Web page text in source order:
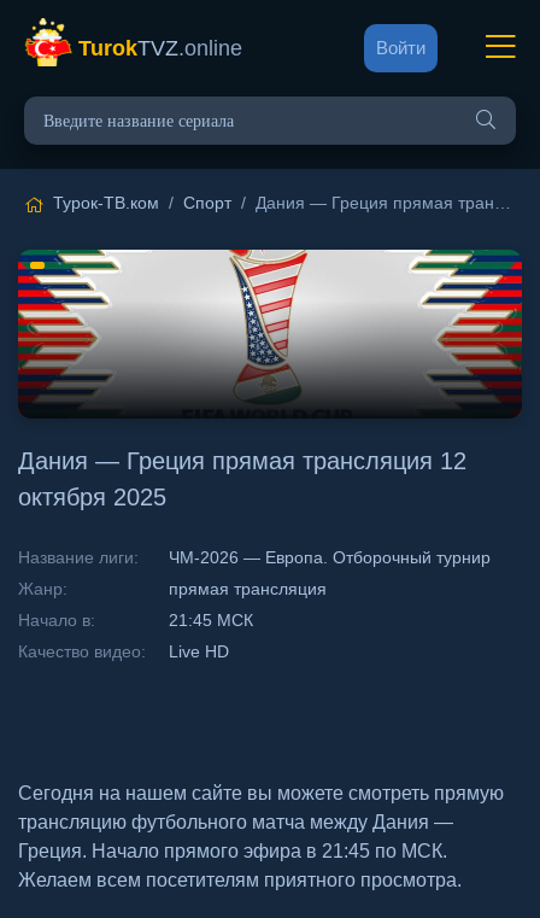
TurokTVZ.online Войти
Турок-ТВ.ком / Спорт/ Дания — Греция прямая трансляция 12 октября 2025
Дания — Греция прямая трансляция 12
октября 2025
Название лиги:
ЧМ-2026 — Европа. Отборочный турнир
Жанр:
прямая трансляция
Начало в:
21:45 МСК
Качество видео:
Live HD
Сегодня на нашем сайте вы можете смотреть прямую
трансляцию футбольного матча между Дания —
Греция. Начало прямого эфира в 21:45 по МСК.
Желаем всем посетителям приятного просмотра.